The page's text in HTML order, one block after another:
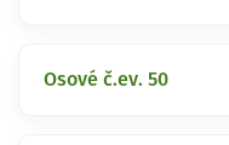
Osové č.ev. 50